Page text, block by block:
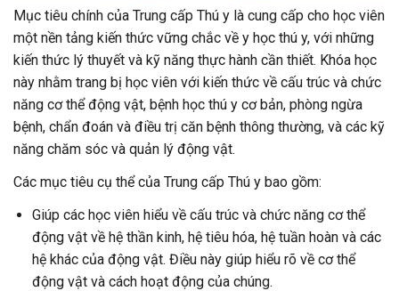
Mục tiêu chính của Trung cấp Thú y là cung cấp cho học viên
một nền tảng kiến thức vững chắc về y học thú y, với những
kiến thức lý thuyết và kỹ năng thực hành cần thiết. Khóa học
này nhằm trang bị học viên với kiến thức về cấu trúc và chức
năng cơ thể động vật, bệnh học thú y cơ bản, phòng ngừa
bệnh, chẩn đoán và điều trị căn bệnh thông thường, và các kỹ
năng chăm sóc và quản lý động vật.
Các mục tiêu cụ thể của Trung cấp Thú y bao gồm:
Giúp các học viên hiểu về cấu trúc và chức năng cơ thể
động vật về hệ thần kinh, hệ tiêu hóa, hệ tuần hoàn và các
hệ khác của động vật. Điều này giúp hiểu rõ về cơ thể
động vật và cách hoạt động của chúng.